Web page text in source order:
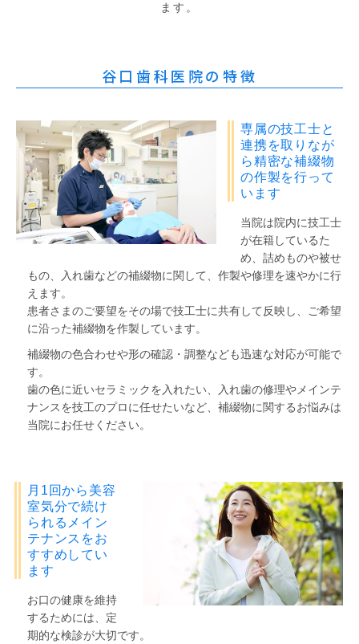
ます。
谷口歯科医院の特徴
専属の技工士と
連携を取りなが
ら精密な補綴物
の作製を行って
います
当院は院内に技工士
が在籍しているた
め、詰めものや被せ
もの、入れ歯などの補綴物に関して、作製や修理を速やかに行
えます。
患者さまのご要望をその場で技工士に共有して反映し、ご希望
に沿った補綴物を作製しています。
補綴物の色合わせや形の確認・調整なども迅速な対応が可能で
す。
歯の色に近いセラミックを入れたい、入れ歯の修理やメインテ
ナンスを技工のプロに任せたいなど、補綴物に関するお悩みは
当院にお任せください。
月1回から美容
室気分で続け
られるメイン
テナンスをお
すすめしてい
ます
お口の健康を維持
するためには、定
期的な検診が大切です。